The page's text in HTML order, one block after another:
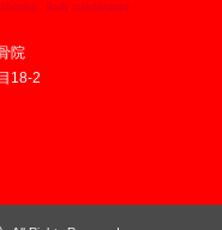
院
18-2